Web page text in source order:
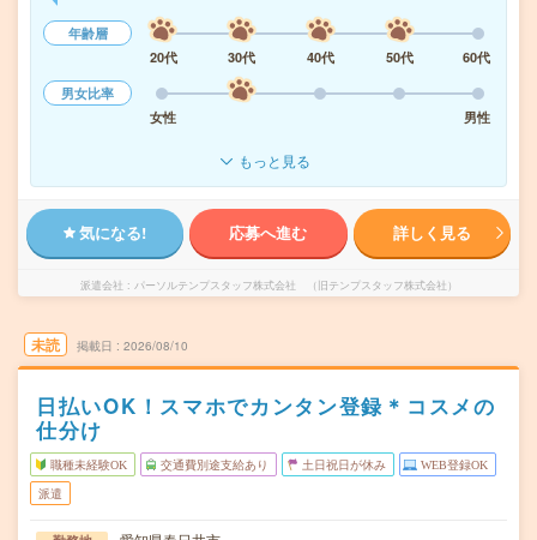
年齢層
20代
30代 40代 50代
60代
男女比率
女性
男性
もっと見る
気になる! 応募へ進む 詳しく見る
派遣会社 パーソルテンプスタッフ株式会社 （旧テンプスタッフ株式会社）
未読 掲載日 2026/08/10
日払いOK！スマホでカンタン登録＊コスメの
仕分け
職種未経験OK 交通費別途支給あり 土日祝日が休み WEB登録OK
派遣